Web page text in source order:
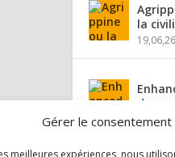
Gérer le consentement
la
19,06,26